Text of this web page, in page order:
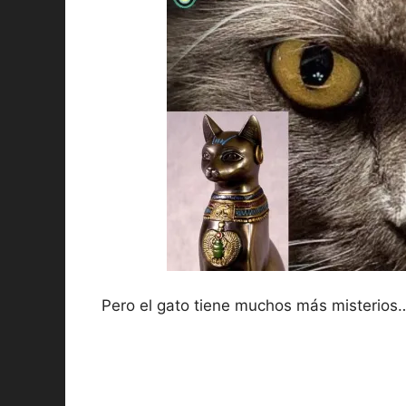
Pero el gato tiene muchos más